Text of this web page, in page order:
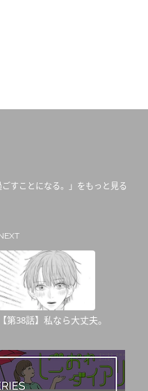
すことになる。」をもっと見る
【第38話】私なら大丈夫。